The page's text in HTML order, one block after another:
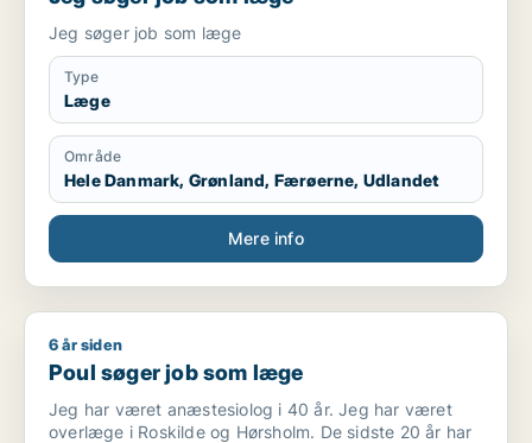
Jeg søger job som læge
Type
Læge
Område
Hele Danmark, Grønland, Færøerne, Udlandet
Mere info
Poul søger job som læge
6 år siden
Poul søger job som læge
Jeg har været anæstesiolog i 40 år. Jeg har været
overlæge i Roskilde og Hørsholm. De sidste 20 år har